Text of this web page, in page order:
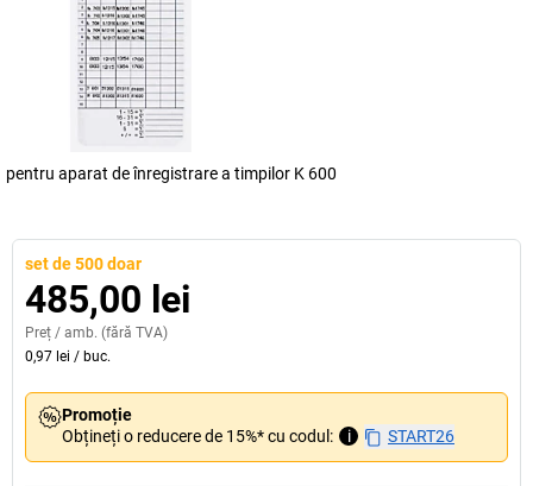
pentru aparat de înregistrare a timpilor K 600
set de 500 doar
485,00 lei
Preț / amb. (fără TVA)
0,97 lei / buc.
Promoție
Obțineți o reducere de 15%* cu codul:
i START26